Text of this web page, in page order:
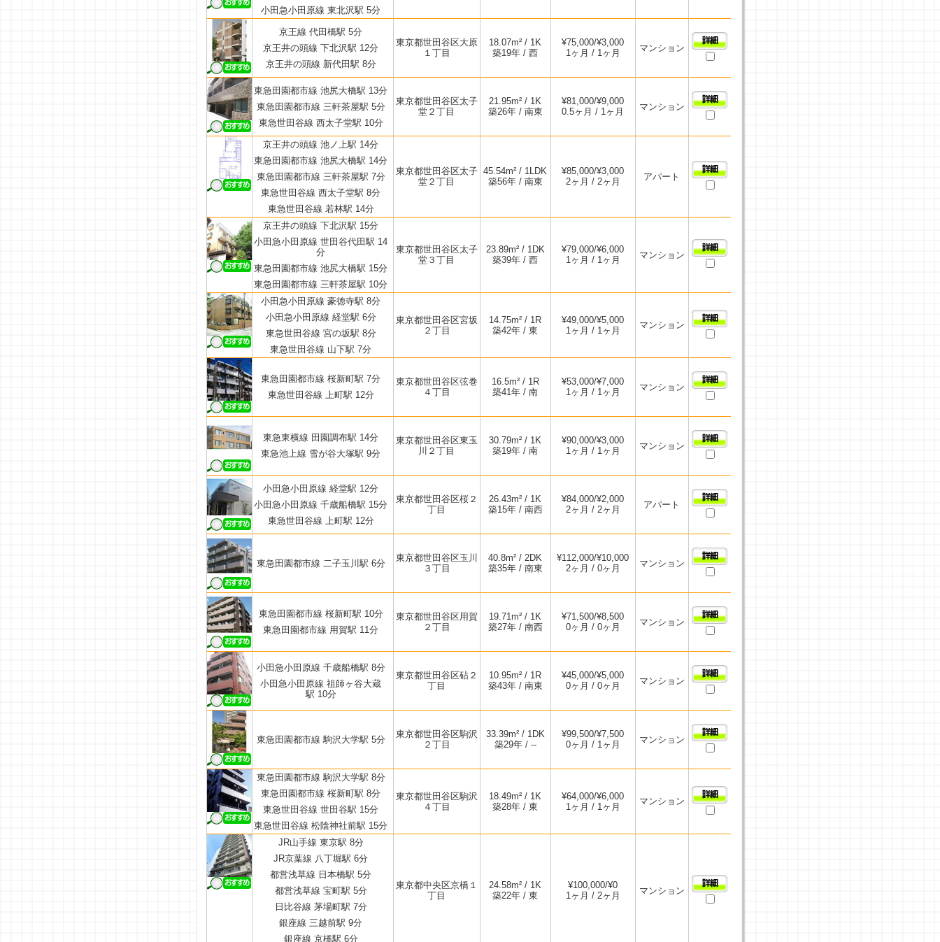
小田急小田原線 東北沢駅 5分
京王線 代田橋駅 5分
京王井の頭線 下北沢駅 12分
京王井の頭線 新代田駅 8分
東京都世田谷区大原
１丁目
18.07m² / 1K
築19年 / 西
¥75,000/¥3,000
1ヶ月 / 1ヶ月
マンション
東急田園都市線 池尻大橋駅 13分
東急田園都市線 三軒茶屋駅 5分
東急世田谷線 西太子堂駅 10分
東京都世田谷区太子
堂２丁目
21.95m² / 1K
築26年 / 南東
¥81,000/¥9,000
0.5ヶ月 / 1ヶ月
マンション
京王井の頭線 池ノ上駅 14分
東急田園都市線 池尻大橋駅 14分
東急田園都市線 三軒茶屋駅 7分
東急世田谷線 西太子堂駅 8分
東急世田谷線 若林駅 14分
東京都世田谷区太子
堂２丁目
45.54m² / 1LDK
築56年 / 南東
¥85,000/¥3,000
2ヶ月 / 2ヶ月
アパート
京王井の頭線 下北沢駅 15分
小田急小田原線 世田谷代田駅 14
分
東急田園都市線 池尻大橋駅 15分
東急田園都市線 三軒茶屋駅 10分
東京都世田谷区太子
堂３丁目
23.89m² / 1DK
築39年 / 西
¥79,000/¥6,000
1ヶ月 / 1ヶ月
マンション
小田急小田原線 豪徳寺駅 8分
小田急小田原線 経堂駅 6分
東急世田谷線 宮の坂駅 8分
東急世田谷線 山下駅 7分
東京都世田谷区宮坂
２丁目
14.75m² / 1R
築42年 / 東
¥49,000/¥5,000
1ヶ月 / 1ヶ月
マンション
東急田園都市線 桜新町駅 7分
東急世田谷線 上町駅 12分
東京都世田谷区弦巻
４丁目
16.5m² / 1R
築41年 / 南
¥53,000/¥7,000
1ヶ月 / 1ヶ月
マンション
東急東横線 田園調布駅 14分
東急池上線 雪が谷大塚駅 9分
東京都世田谷区東玉
川２丁目
30.79m² / 1K
築19年 / 南
¥90,000/¥3,000
1ヶ月 / 1ヶ月
マンション
小田急小田原線 経堂駅 12分
小田急小田原線 千歳船橋駅 15分
東急世田谷線 上町駅 12分
東京都世田谷区桜２
丁目
26.43m² / 1K
築15年 / 南西
¥84,000/¥2,000
2ヶ月 / 2ヶ月
アパート
東急田園都市線 二子玉川駅 6分
東京都世田谷区玉川
３丁目
40.8m² / 2DK
築35年 / 南東
¥112,000/¥10,000
2ヶ月 / 0ヶ月
マンション
東急田園都市線 桜新町駅 10分
東急田園都市線 用賀駅 11分
東京都世田谷区用賀
２丁目
19.71m² / 1K
築27年 / 南西
¥71,500/¥8,500
0ヶ月 / 0ヶ月
マンション
小田急小田原線 千歳船橋駅 8分
小田急小田原線 祖師ヶ谷大蔵
駅 10分
東京都世田谷区砧２
丁目
10.95m² / 1R
築43年 / 南東
¥45,000/¥5,000
0ヶ月 / 0ヶ月
マンション
東急田園都市線 駒沢大学駅 5分
東京都世田谷区駒沢
２丁目
33.39m² / 1DK
築29年 / --
¥99,500/¥7,500
0ヶ月 / 1ヶ月
マンション
東急田園都市線 駒沢大学駅 8分
東急田園都市線 桜新町駅 8分
東急世田谷線 世田谷駅 15分
東急世田谷線 松陰神社前駅 15分
東京都世田谷区駒沢
４丁目
18.49m² / 1K
築28年 / 東
¥64,000/¥6,000
1ヶ月 / 1ヶ月
マンション
JR山手線 東京駅 8分
JR京葉線 八丁堀駅 6分
都営浅草線 日本橋駅 5分
都営浅草線 宝町駅 5分
日比谷線 茅場町駅 7分
銀座線 三越前駅 9分
銀座線 京橋駅 6分
東京都中央区京橋１
丁目
24.58m² / 1K
築22年 / 東
¥100,000/¥0
1ヶ月 / 2ヶ月
マンション